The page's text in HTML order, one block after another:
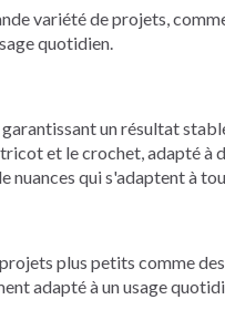
variété de projets,
quotidien.
un résultat
et le crochet, adapté à
nuances qui s'adaptent à
plus petits comme
adapté à un usage